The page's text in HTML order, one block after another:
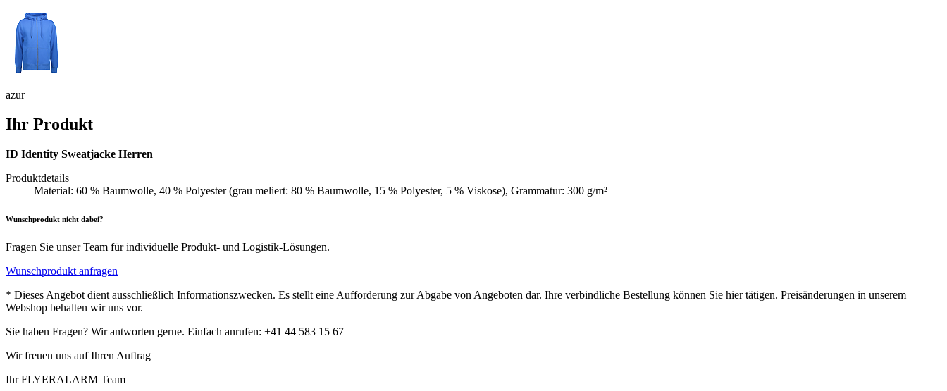
azur
Ihr Produkt
ID Identity Sweatjacke Herren
Produktdetails
Material: 60 % Baumwolle, 40 % Polyester (grau meliert: 80 % Baumwolle, 15 % Polyester, 5 % Viskose), Grammatur: 300 g/m²
Wunschprodukt nicht dabei?
Fragen Sie unser Team für individuelle Produkt- und Logistik-Lösungen.
Wunschprodukt anfragen
* Dieses Angebot dient ausschließlich Informationszwecken. Es stellt eine Aufforderung zur Abgabe von Angeboten dar. Ihre verbindliche Bestellung können Sie hier tätigen. Preisänderungen in unserem
Webshop behalten wir uns vor.
Sie haben Fragen? Wir antworten gerne. Einfach anrufen: +41 44 583 15 67
Wir freuen uns auf Ihren Auftrag
Ihr FLYERALARM Team